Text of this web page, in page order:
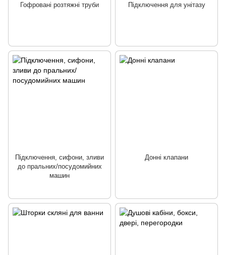
Гофровані розтяжні труби Підключення для унітазу
Підключення, сифони, зливи
до пральних/посудомийних
машин
Донні клапани